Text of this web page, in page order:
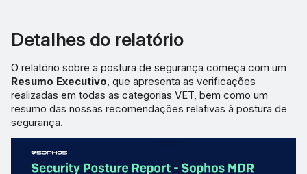
Detalhes do relatório
O relatório sobre a postura de segurança começa com um
Resumo Executivo, que apresenta as verificações
realizadas em todas as categorias VET, bem como um
resumo das nossas recomendações relativas à postura de
segurança.